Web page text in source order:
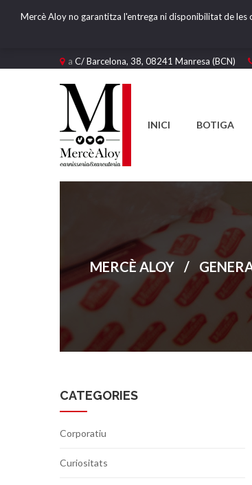
Mercè Aloy no garantitza l'entrega ni disponibilitat de les
a C/ Barcelona, 38, 08241 Manresa (BCN)
INICI BOTIGA
MERCÈ ALOY /
CATEGORIES
Corporatiu
Curiositats